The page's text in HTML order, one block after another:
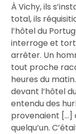
À Vichy, ils
total, ils
l’hôtel du
interroge et
arrêter. Un
tout proche
heures du
devant l’hôtel
entendu des
provenaient […]
quelqu’un.